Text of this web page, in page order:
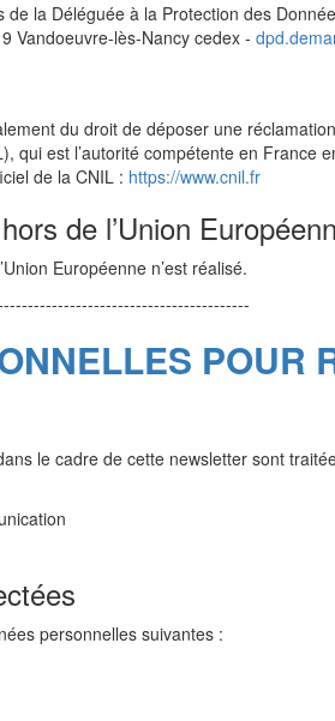
la Déléguée à la Protection des
Vandoeuvre-lès-Nancy cedex -
du droit de déposer une
qui est l’autorité compétente en
de la CNIL : https://www.cnil.fr
de l’Union
Européenne n’est réalisé.
POUR
le cadre de cette newsletter sont
personnelles suivantes :